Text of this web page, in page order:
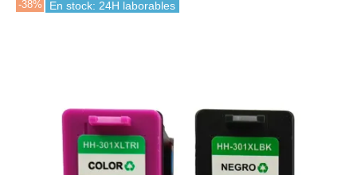
-38% En stock: 24H laborables